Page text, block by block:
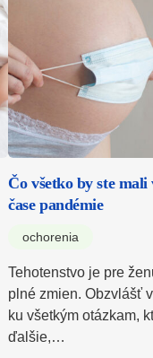
Čo všetko by ste
čase pandémie
ochorenia
Tehotenstvo je pre
plné zmien. Obzvlášť
ku všetkým otázkam,
ďalšie,…